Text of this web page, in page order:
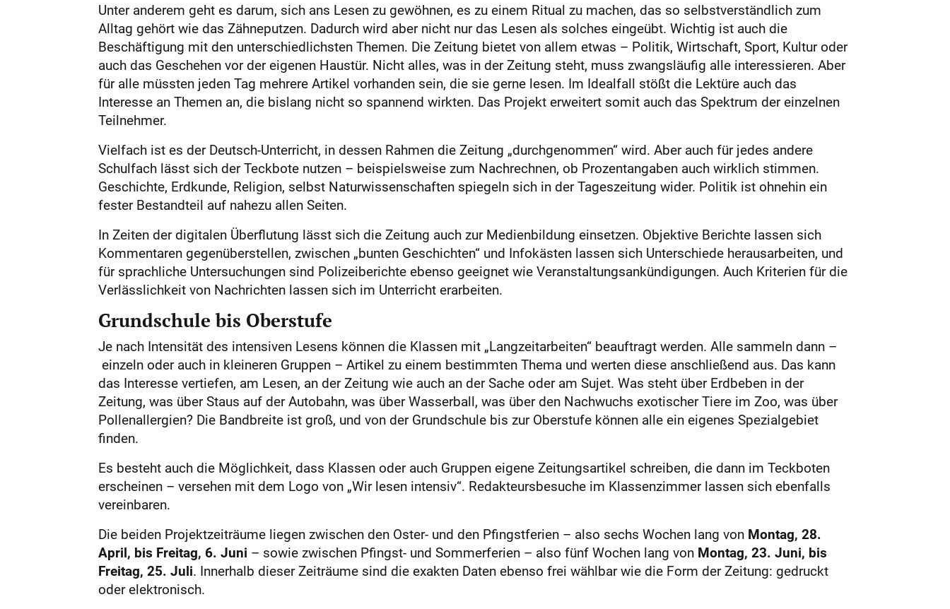
Unter anderem geht es darum, sich ans Lesen zu gewöhnen, es zu einem Ritual zu machen, das so selbstverständlich zum
Alltag gehört wie das Zähneputzen. Dadurch wird aber nicht nur das Lesen als solches eingeübt. Wichtig ist auch die
Beschäftigung mit den unterschiedlichsten Themen. Die Zeitung bietet von allem etwas – Politik, Wirtschaft, Sport, Kultur oder
auch das Geschehen vor der eigenen Haustür. Nicht alles, was in der Zeitung steht, muss zwangsläufig alle interessieren. Aber
für alle müssten jeden Tag mehrere Artikel vorhanden sein, die sie gerne lesen. Im Idealfall stößt die Lektüre auch das
Interesse an Themen an, die bislang nicht so spannend wirkten. Das Projekt erweitert somit auch das Spektrum der einzelnen
Teilnehmer.
Vielfach ist es der Deutsch-Unterricht, in dessen Rahmen die Zeitung „durchgenommen“ wird. Aber auch für jedes andere
Schulfach lässt sich der Teckbote nutzen – beispielsweise zum Nachrechnen, ob Prozentangaben auch wirklich stimmen.
Geschichte, Erdkunde, Religion, selbst Naturwissenschaften spiegeln sich in der Tageszeitung wider. Politik ist ohnehin ein
fester Bestandteil auf nahezu allen Seiten.
In Zeiten der digitalen Überflutung lässt sich die Zeitung auch zur Medienbildung einsetzen. Objektive Berichte lassen sich
Kommentaren gegenüberstellen, zwischen „bunten Geschichten“ und Infokästen lassen sich Unterschiede herausarbeiten, und
für sprachliche Untersuchungen sind Polizeiberichte ebenso geeignet wie Veranstaltungsankündigungen. Auch Kriterien für die
Verlässlichkeit von Nachrichten lassen sich im Unterricht erarbeiten.
Grundschule bis Oberstufe
Je nach Intensität des intensiven Lesens können die Klassen mit „Langzeitarbeiten“ beauftragt werden. Alle sammeln dann –
einzeln oder auch in kleineren Gruppen – Artikel zu einem bestimmten Thema und werten diese anschließend aus. Das kann
das Interesse vertiefen, am Lesen, an der Zeitung wie auch an der Sache oder am Sujet. Was steht über Erdbeben in der
Zeitung, was über Staus auf der Autobahn, was über Wasserball, was über den Nachwuchs exotischer Tiere im Zoo, was über
Pollenallergien? Die Bandbreite ist groß, und von der Grundschule bis zur Oberstufe können alle ein eigenes Spezialgebiet
finden.
Es besteht auch die Möglichkeit, dass Klassen oder auch Gruppen eigene Zeitungsartikel schreiben, die dann im Teckboten
erscheinen – versehen mit dem Logo von „Wir lesen intensiv“. Redakteursbesuche im Klassenzimmer lassen sich ebenfalls
vereinbaren.
Die beiden Projektzeiträume liegen zwischen den Oster- und den Pfingstferien – also sechs Wochen lang von Montag, 28.
April, bis Freitag, 6. Juni – sowie zwischen Pfingst- und Sommerferien – also fünf Wochen lang von Montag, 23. Juni, bis
Freitag, 25. Juli. Innerhalb dieser Zeiträume sind die exakten Daten ebenso frei wählbar wie die Form der Zeitung: gedruckt
oder elektronisch.